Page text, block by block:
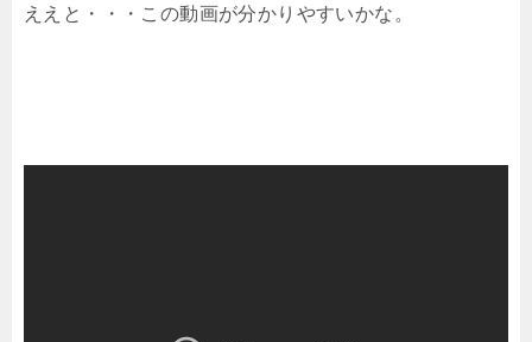
ええと・・・この動画が分かりやすいかな。